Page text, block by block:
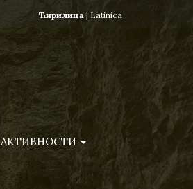
Ћирилица | Latinica
АКТИВНОСТИ